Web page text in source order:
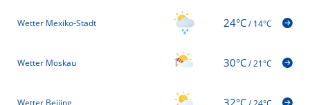
Wetter Mexiko-Stadt 24°C/14°C
Wetter Moskau 30°C/21°C
Wetter Beijing 32°C